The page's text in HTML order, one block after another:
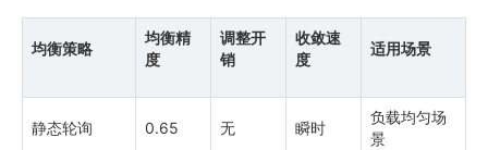
均衡策略
均衡精
度
调整开
销
收敛速
度
适用场景
静态轮询 0.65 无 瞬时
负载均匀场
景